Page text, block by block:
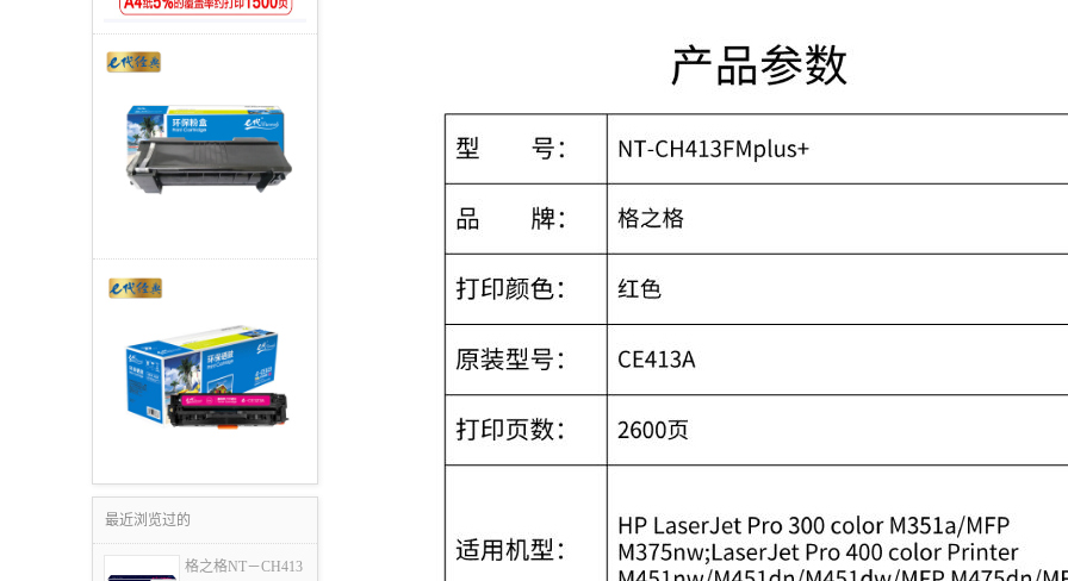
最近浏览过的
格之格NT－CH413